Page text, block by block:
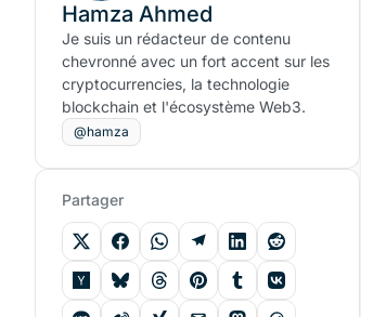
Hamza Ahmed
Je suis un rédacteur de contenu
chevronné avec un fort accent sur les
cryptocurrencies, la technologie
blockchain et l'écosystème Web3.
@hamza
Partager